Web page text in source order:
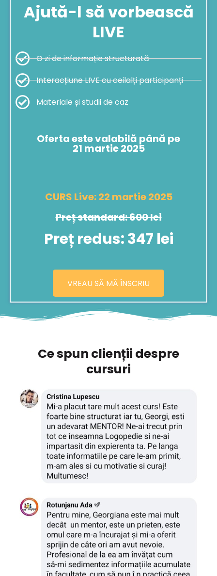
Ajută-l să vorbească
LIVE
O zi de informație structurată
Interacțiune LIVE cu ceilalți participanți
Materiale și studii de caz
Oferta este valabilă până pe
21 martie 2025
CURS Live: 22 martie 2025
Preț standard: 600 lei
Preț redus: 347 lei
VREAU SĂ MĂ ÎNSCRIU
Ce spun clienții despre
cursuri